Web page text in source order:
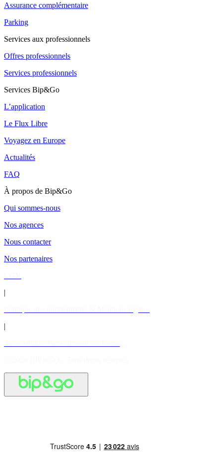
Assurance complémentaire
Parking
Services aux professionnels
Offres professionnels
Services professionnels
Services Bip&Go
L’application
Le Flux Libre
Voyagez en Europe
Actualités
FAQ
À propos de Bip&Go
Qui sommes-nous
Nos agences
Nous contacter
Nos partenaires
|
|